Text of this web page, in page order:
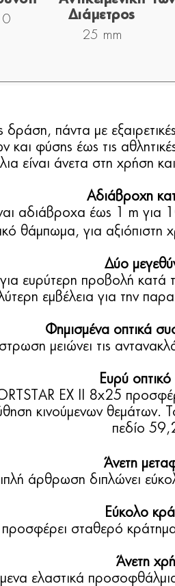
Διάμετρος
25 mm
πάντα με
φύσης έως τις
είναι άνετα στη χρήση
Αδιάβροχη
αδιάβροχα έως 1 m για
θάμπωμα, για αξιόπιστη
Δύο
ευρύτερη προβολή κατά
εμβέλεια για την
Φημισμένα οπτικά
μειώνει τις
Ευρύ οπτικό
EX II 8x25
κινούμενων θεμάτων.
πεδίο
Άνετη
άρθρωση διπλώνει
Εύκολο
σταθερό
Άνετη
ελαστικά